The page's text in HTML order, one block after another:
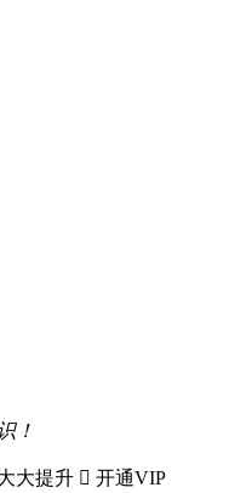
！
大提升  开通VIP